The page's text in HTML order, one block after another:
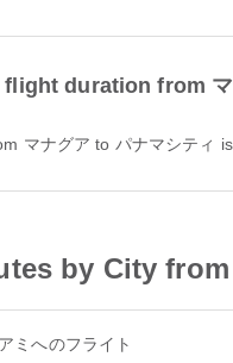
duration from マ
マナグア to パナマシティ
by City from
ミへのフライト